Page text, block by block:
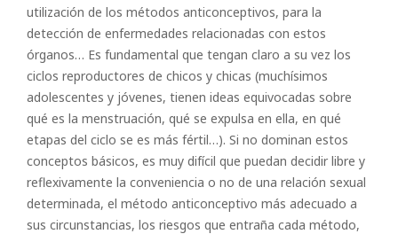
utilización de los métodos anticonceptivos, para la
detección de enfermedades relacionadas con estos
órganos… Es fundamental que tengan claro a su vez los
ciclos reproductores de chicos y chicas (muchísimos
adolescentes y jóvenes, tienen ideas equivocadas sobre
qué es la menstruación, qué se expulsa en ella, en qué
etapas del ciclo se es más fértil…). Si no dominan estos
conceptos básicos, es muy difícil que puedan decidir libre y
reflexivamente la conveniencia o no de una relación sexual
determinada, el método anticonceptivo más adecuado a
sus circunstancias, los riesgos que entraña cada método,